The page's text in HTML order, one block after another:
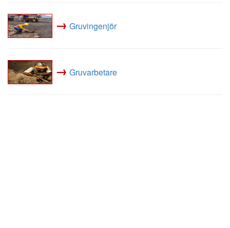
→ Gruvingenjör
→ Gruvarbetare